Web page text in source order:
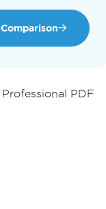
Professional PDF